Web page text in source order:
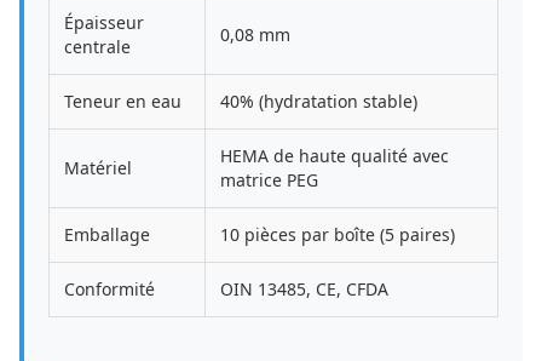
Épaisseur
centrale
0,08 mm
Teneur en eau 40% (hydratation stable)
Matériel
HEMA de haute qualité avec
matrice PEG
Emballage 10 pièces par boîte (5 paires)
Conformité OIN 13485, CE, CFDA